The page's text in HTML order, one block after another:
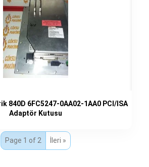
840D 6FC5247-0AA02-1AA0 PCI/ISA
Adaptör Kutusu
Page 1 of 2 İleri »